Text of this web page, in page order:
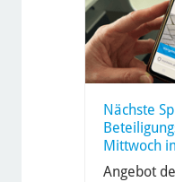
Nächste
Mittwoch
Angebot